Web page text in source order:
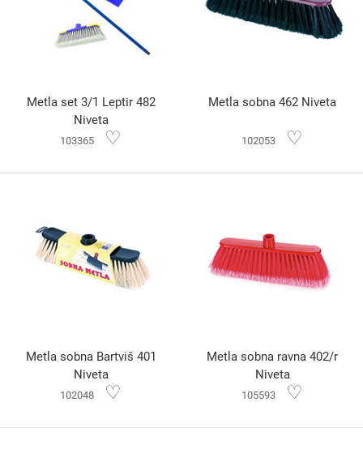
Metla set 3/1 Leptir 482
Niveta
103365 ♡
Metla sobna 462 Niveta
102053 ♡
Metla sobna Bartviš 401
Niveta
102048 ♡
Metla sobna ravna 402/r
Niveta
105593 ♡